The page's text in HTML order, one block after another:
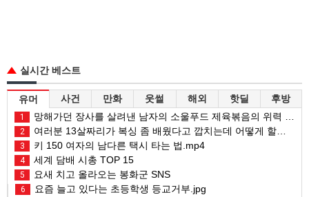
실시간 베스트
유머 사건 만화 웃썰 해외 핫딜 후방
1 망해가던 장사를 살려낸 남자의 소울푸드 제육볶음의 위력 ㅋㅋ
2 여러분 13살짜리가 복싱 좀 배웠다고 깝치는데 어떻게 할까요?
3 키 150 여자의 남다른 택시 타는 법.mp4
4 세계 담배 시총 TOP 15
5 요새 치고 올라오는 봉화군 SNS
6 요즘 늘고 있다는 초등학생 등교거부.jpg